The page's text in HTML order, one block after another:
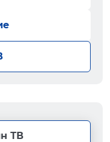
ТВ